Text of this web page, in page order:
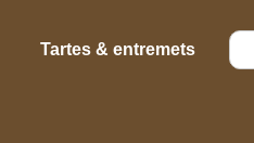
Tartes & entremets